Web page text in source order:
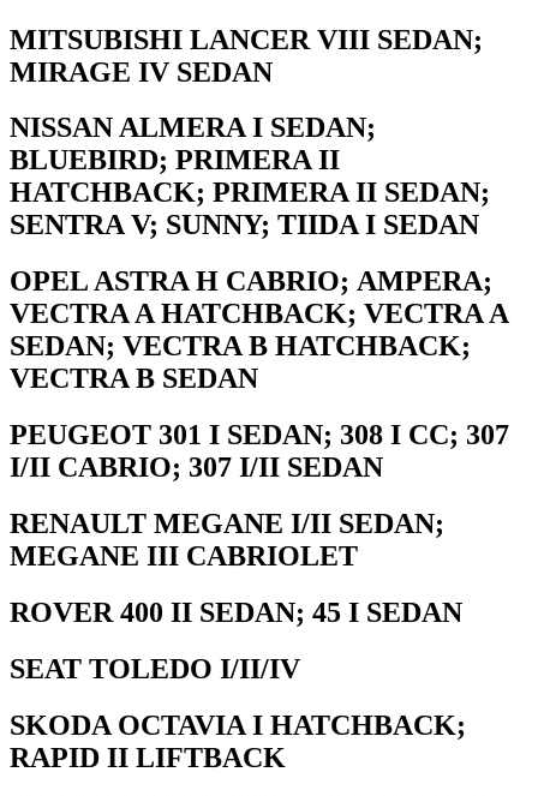
MITSUBISHI LANCER VIII SEDAN;
MIRAGE IV SEDAN
NISSAN ALMERA I SEDAN;
BLUEBIRD; PRIMERA II
HATCHBACK; PRIMERA II SEDAN;
SENTRA V; SUNNY; TIIDA I SEDAN
OPEL ASTRA H CABRIO; AMPERA;
VECTRA A HATCHBACK; VECTRA A
SEDAN; VECTRA B HATCHBACK;
VECTRA B SEDAN
PEUGEOT 301 I SEDAN; 308 I CC; 307
I/II CABRIO; 307 I/II SEDAN
RENAULT MEGANE I/II SEDAN;
MEGANE III CABRIOLET
ROVER 400 II SEDAN; 45 I SEDAN
SEAT TOLEDO I/II/IV
SKODA OCTAVIA I HATCHBACK;
RAPID II LIFTBACK